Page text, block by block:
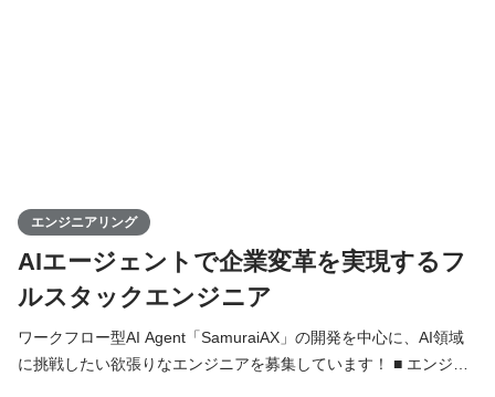
エンジニアリング
AIエージェントで企業変革を実現するフ
ルスタックエンジニア
ワークフロー型AI Agent「SamuraiAX」の開発を中心に、AI領域
に挑戦したい欲張りなエンジニアを募集しています！ ■ エンジニ